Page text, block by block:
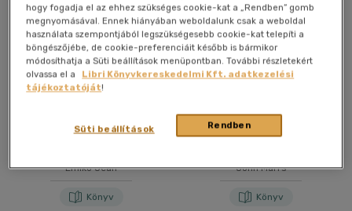
(6)
(1)
(2)
Ellie Black visszatér
Emiko Jean
Könyv
The One - A tökéletes pár
John Marrs
Könyv
hogy fogadja el az ehhez szükséges cookie-kat a „Rendben” gomb
megnyomásával. Ennek hiányában weboldalunk csak a weboldal
használata szempontjából legszükségesebb cookie-kat telepíti a
böngészőjébe, de cookie-preferenciáit később is bármikor
módosíthatja a Süti beállítások menüpontban. További részletekért
olvassa el a
Libri Könyvkereskedelmi Kft. adatkezelési
tájékoztatóját!
Rendben
Süti beállítások